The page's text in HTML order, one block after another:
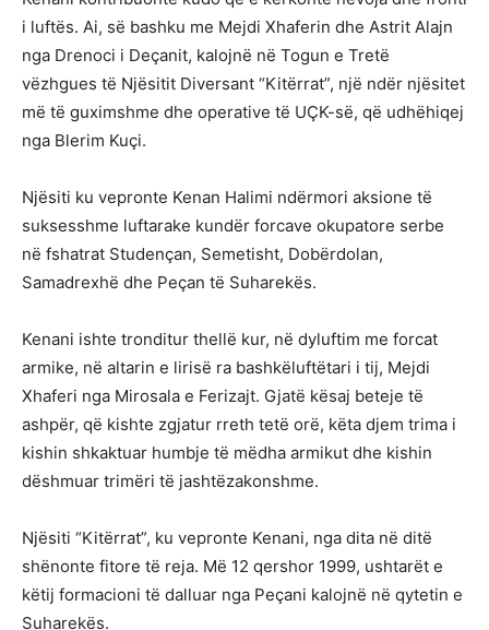
i luftës. Ai, së bashku me Mejdi Xhaferin dhe Astrit Alajn
nga Drenoci i Deçanit, kalojnë në Togun e Tretë
vëzhgues të Njësitit Diversant “Kitërrat”, një ndër njësitet
më të guximshme dhe operative të UÇK-së, që udhëhiqej
nga Blerim Kuçi.
Njësiti ku vepronte Kenan Halimi ndërmori aksione të
suksesshme luftarake kundër forcave okupatore serbe
në fshatrat Studençan, Semetisht, Dobërdolan,
Samadrexhë dhe Peçan të Suharekës.
Kenani ishte tronditur thellë kur, në dyluftim me forcat
armike, në altarin e lirisë ra bashkëluftëtari i tij, Mejdi
Xhaferi nga Mirosala e Ferizajt. Gjatë kësaj beteje të
ashpër, që kishte zgjatur rreth tetë orë, këta djem trima i
kishin shkaktuar humbje të mëdha armikut dhe kishin
dëshmuar trimëri të jashtëzakonshme.
Njësiti “Kitërrat”, ku vepronte Kenani, nga dita në ditë
shënonte fitore të reja. Më 12 qershor 1999, ushtarët e
këtij formacioni të dalluar nga Peçani kalojnë në qytetin e
Suharekës.